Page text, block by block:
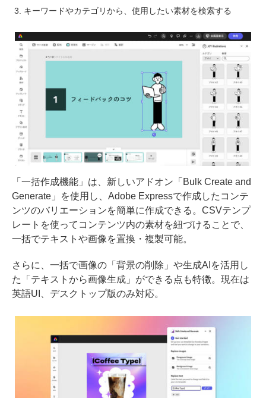
キーワードやカテゴリから、使用したい素材を検索する
「一括作成機能」は、新しいアドオン「Bulk Create and
Generate」を使用し、Adobe Expressで作成したコンテ
ンツのバリエーションを簡単に作成できる。CSVテンプ
レートを使ってコンテンツ内の素材を紐づけることで、
一括でテキストや画像を置換・複製可能。
さらに、一括で画像の「背景の削除」や生成AIを活用し
た「テキストから画像生成」ができる点も特徴。現在は
英語UI、デスクトップ版のみ対応。